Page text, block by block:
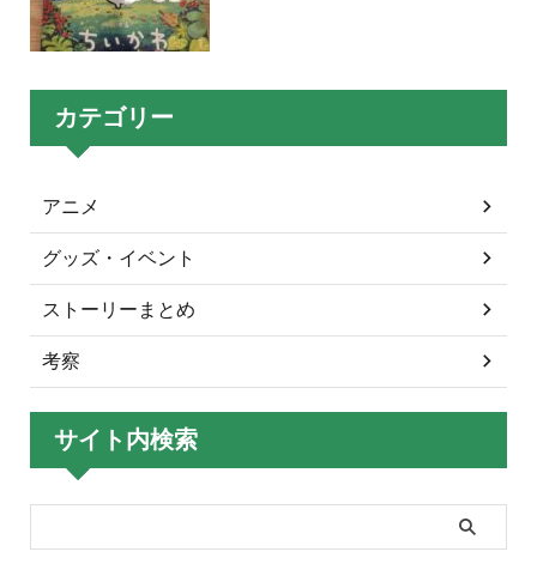
カテゴリー
アニメ
グッズ・イベント
ストーリーまとめ
考察
サイト内検索